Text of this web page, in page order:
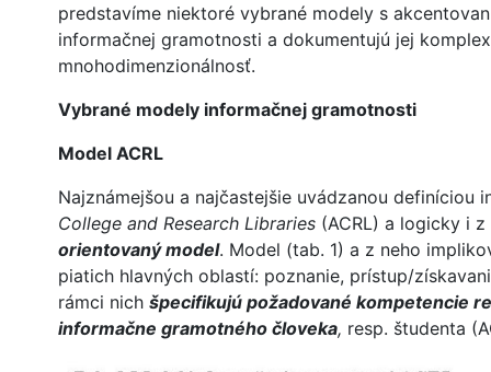
predstavíme niektoré vybrané modely s
informačnej gramotnosti a dokumentujú jej
mnohodimenzionálnosť.
Vybrané modely informačnej gramotnosti
Model ACRL
Najznámejšou a najčastejšie uvádzanou
College and Research Libraries (ACRL) a logicky i
orientovaný model. Model (tab. 1) a z neho
piatich hlavných oblastí: poznanie, prístup/
rámci nich špecifikujú požadované kompetencie
informačne gramotného človeka, resp. študenta